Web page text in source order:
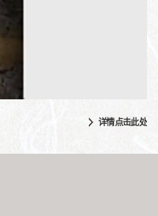
详情点击此处